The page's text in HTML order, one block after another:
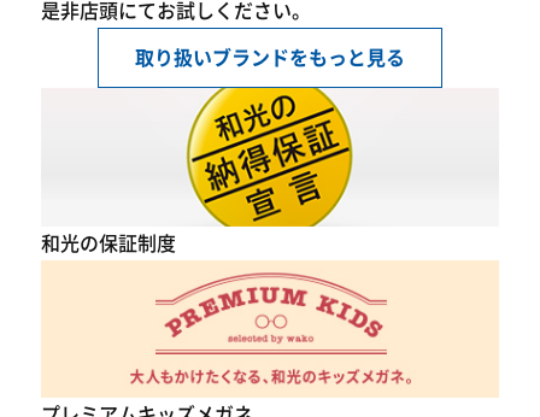
是非店頭にてお試しください。
取り扱いブランドをもっと見る
和光の保証制度